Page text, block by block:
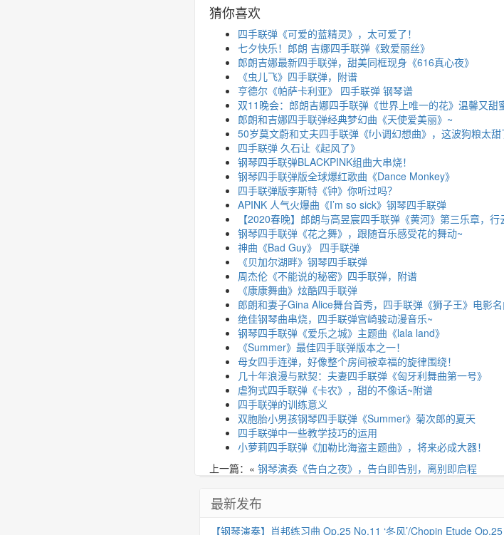
猜你喜欢
四手联弹《可爱的蓝精灵》，太可爱了！
七夕快乐！郎朗 吉娜四手联弹《致爱丽丝》
郎朗吉娜最新四手联弹，甜美同框现身《616真心夜》
《虫儿飞》四手联弹，附谱
亨德尔《帕萨卡利亚》 四手联弹 钢琴谱
双11晚会：郎朗吉娜四手联弹《世界上唯一的花》温馨又甜
郎朗和吉娜四手联弹经典梦幻曲《天使爱美丽》~
50岁莫文蔚和丈夫四手联弹《f小调幻想曲》，这波狗粮太甜
四手联弹 久石让《起风了》
钢琴四手联弹BLACKPINK组曲大串烧！
钢琴四手联弹版全球爆红歌曲《Dance Monkey》
四手联弹版李斯特《钟》你听过吗？
APINK 人气火爆曲《I’m so sick》钢琴四手联弹
【2020春晚】郎朗与高昱宸四手联弹《黄河》第三乐章，行
钢琴四手联弹《花之舞》，跟随音乐感受花的舞动~
神曲《Bad Guy》 四手联弹
《贝加尔湖畔》钢琴四手联弹
周杰伦《不能说的秘密》四手联弹，附谱
《康康舞曲》炫酷四手联弹
郎朗和妻子Gina Alice舞台首秀，四手联弹《狮子王》电影
绝佳钢琴曲串烧，四手联弹宫崎骏动漫音乐~
钢琴四手联弹《爱乐之城》主题曲《lala land》
《Summer》最佳四手联弹版本之一！
母女四手连弹，好像整个房间被幸福的旋律围绕！
几十年浪漫与默契：夫妻四手联弹《匈牙利舞曲第一号》
虐狗式四手联弹《卡农》，甜的不像话~附谱
四手联弹的训练意义
双胞胎小男孩钢琴四手联弹《Summer》菊次郎的夏天
四手联弹中一些教学技巧的运用
小萝莉四手联弹《加勒比海盗主题曲》，将来必成大器！
上一篇：« 钢琴演奏《告白之夜》，告白即告别，离别即启程
最新发布
【钢琴演奏】肖邦练习曲 Op.25 No.11 ‘冬风’/Chopin Etude